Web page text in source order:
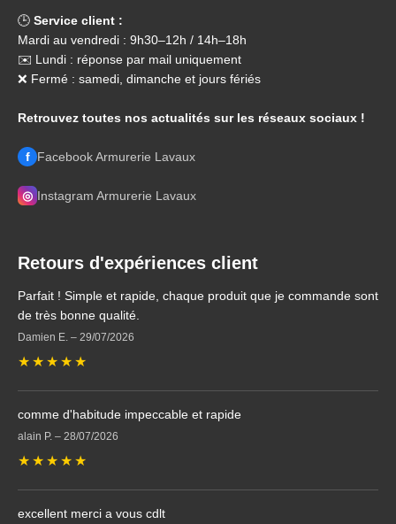
🕒 Service client :
Mardi au vendredi : 9h30–12h / 14h–18h
✉️ Lundi : réponse par mail uniquement
❌ Fermé : samedi, dimanche et jours fériés
Retrouvez toutes nos actualités sur les réseaux sociaux !
f Facebook Armurerie Lavaux
◎ Instagram Armurerie Lavaux
Retours d'expériences client
Parfait ! Simple et rapide, chaque produit que je commande sont
de très bonne qualité.
Damien E. – 29/07/2026
★ ★ ★ ★ ★
comme d'habitude impeccable et rapide
alain P. – 28/07/2026
★ ★ ★ ★ ★
excellent merci a vous cdlt